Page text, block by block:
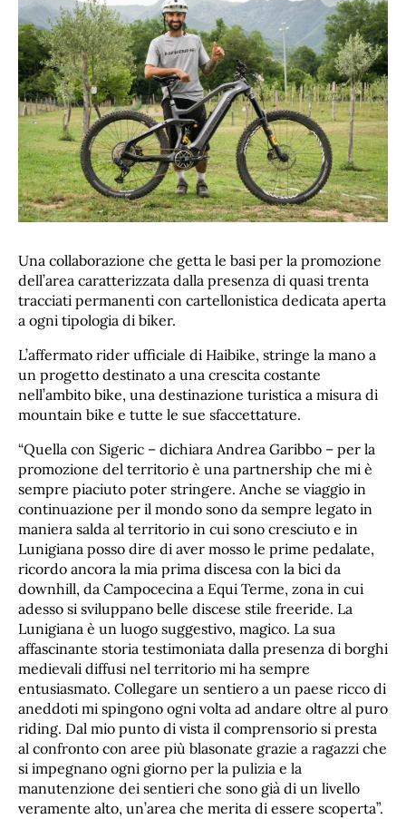
Una collaborazione che getta le basi per la promozione
dell’area caratterizzata dalla presenza di quasi trenta
tracciati permanenti con cartellonistica dedicata aperta
a ogni tipologia di biker.
L’affermato rider ufficiale di Haibike, stringe la mano a
un progetto destinato a una crescita costante
nell’ambito bike, una destinazione turistica a misura di
mountain bike e tutte le sue sfaccettature.
“Quella con Sigeric – dichiara Andrea Garibbo – per la
promozione del territorio è una partnership che mi è
sempre piaciuto poter stringere. Anche se viaggio in
continuazione per il mondo sono da sempre legato in
maniera salda al territorio in cui sono cresciuto e in
Lunigiana posso dire di aver mosso le prime pedalate,
ricordo ancora la mia prima discesa con la bici da
downhill, da Campocecina a Equi Terme, zona in cui
adesso si sviluppano belle discese stile freeride. La
Lunigiana è un luogo suggestivo, magico. La sua
affascinante storia testimoniata dalla presenza di borghi
medievali diffusi nel territorio mi ha sempre
entusiasmato. Collegare un sentiero a un paese ricco di
aneddoti mi spingono ogni volta ad andare oltre al puro
riding. Dal mio punto di vista il comprensorio si presta
al confronto con aree più blasonate grazie a ragazzi che
si impegnano ogni giorno per la pulizia e la
manutenzione dei sentieri che sono già di un livello
veramente alto, un’area che merita di essere scoperta”.